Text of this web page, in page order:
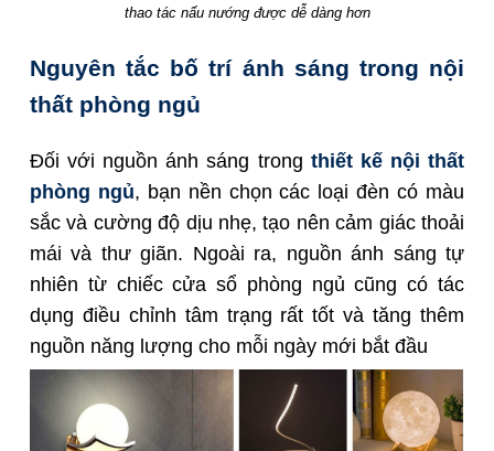
thao tác nấu nướng được dễ dàng hơn
Nguyên tắc bố trí ánh sáng trong nội
thất phòng ngủ
Đối với nguồn ánh sáng trong thiết kế nội thất
phòng ngủ, bạn nền chọn các loại đèn có màu
sắc và cường độ dịu nhẹ, tạo nên cảm giác thoải
mái và thư giãn. Ngoài ra, nguồn ánh sáng tự
nhiên từ chiếc cửa sổ phòng ngủ cũng có tác
dụng điều chỉnh tâm trạng rất tốt và tăng thêm
nguồn năng lượng cho mỗi ngày mới bắt đầu